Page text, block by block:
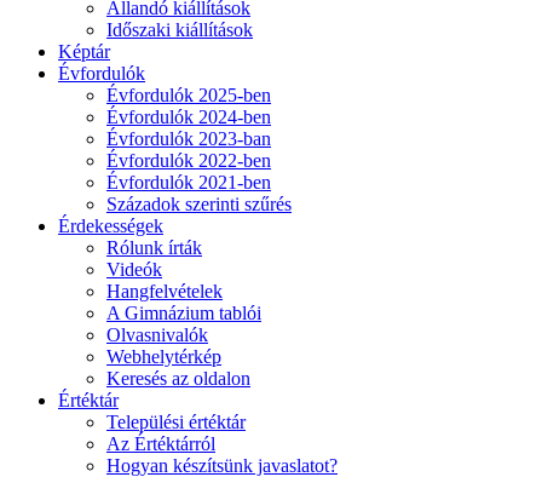
Állandó kiállítások
Időszaki kiállítások
Képtár
Évfordulók
Évfordulók 2025-ben
Évfordulók 2024-ben
Évfordulók 2023-ban
Évfordulók 2022-ben
Évfordulók 2021-ben
Századok szerinti szűrés
Érdekességek
Rólunk írták
Videók
Hangfelvételek
A Gimnázium tablói
Olvasnivalók
Webhelytérkép
Keresés az oldalon
Értéktár
Települési értéktár
Az Értéktárról
Hogyan készítsünk javaslatot?